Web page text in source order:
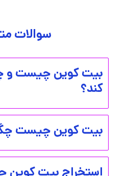
سوالات
بیت کوین چیست و
کند؟
بیت کوین چیست
استخراج بیت کوین